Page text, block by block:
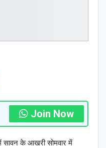
Join Now
सावन के आखरी सोमवार में